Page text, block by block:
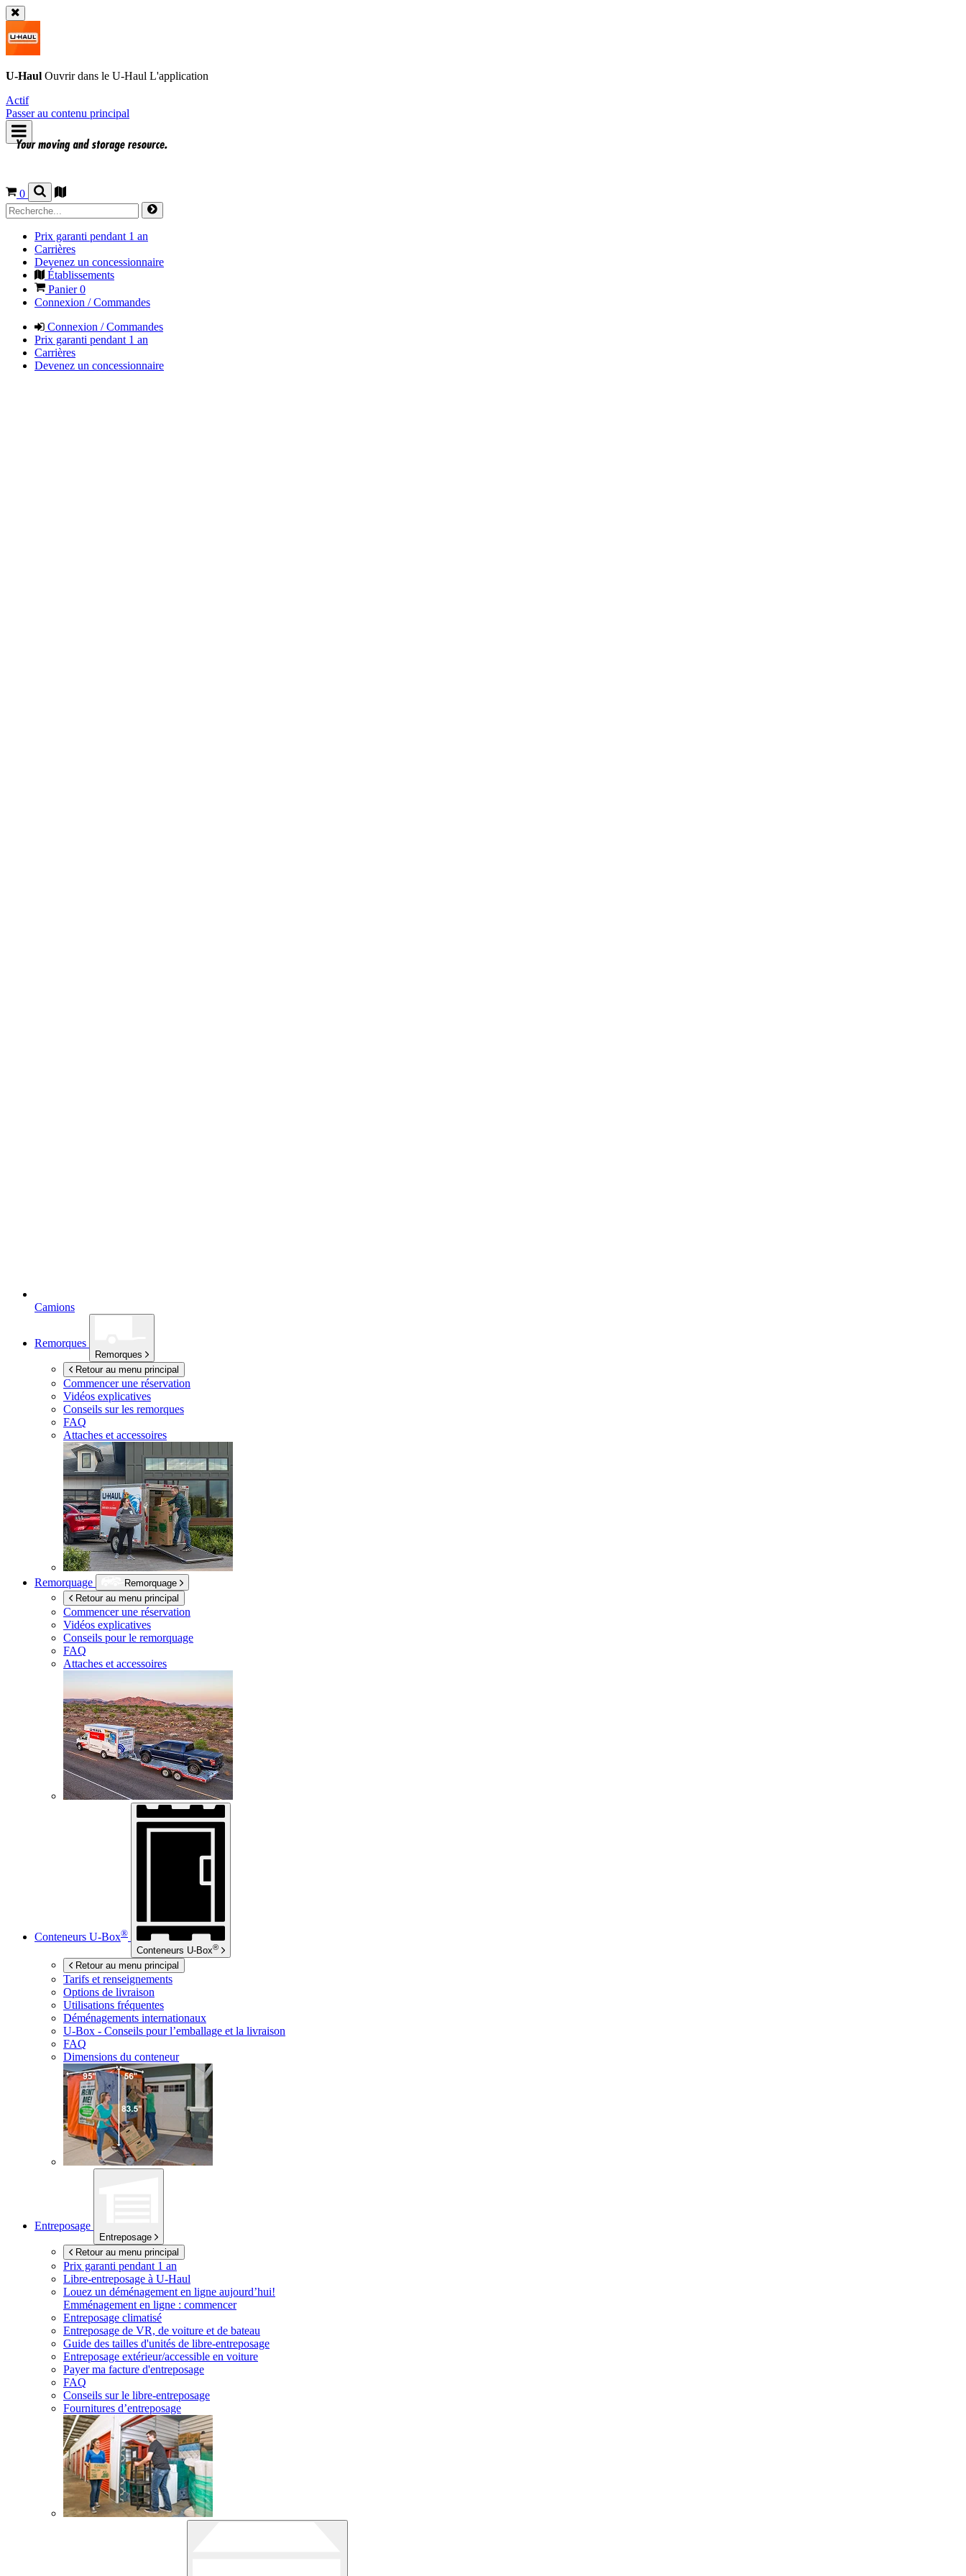
U-Haul Ouvrir dans le U-Haul L'application
Actif
Passer au contenu principal
0
Prix garanti pendant 1 an
Carrières
Devenez un concessionnaire
Établissements
Panier0
Connexion / Commandes
Connexion / Commandes
Prix garanti pendant 1 an
Carrières
Devenez un concessionnaire
Camions
Remorques
Remorques
Retour au menu principal
Commencer une réservation
Vidéos explicatives
Conseils sur les remorques
FAQ
Attaches et accessoires
Remorquage
Remorquage
Retour au menu principal
Commencer une réservation
Vidéos explicatives
Conseils pour le remorquage
FAQ
Attaches et accessoires
Conteneurs U-Box®
Conteneurs U-Box®
Retour au menu principal
Tarifs et renseignements
Options de livraison
Utilisations fréquentes
Déménagements internationaux
U-Box - Conseils pour l’emballage et la livraison
FAQ
Dimensions du conteneur
Entreposage
Entreposage
Retour au menu principal
Prix garanti pendant 1 an
Libre-entreposage à U-Haul
Louez un déménagement en ligne aujourd’hui!
Emménagement en ligne : commencer
Entreposage climatisé
Entreposage de VR, de voiture et de bateau
Guide des tailles d'unités de libre-entreposage
Entreposage extérieur/accessible en voiture
Payer ma facture d'entreposage
FAQ
Conseils sur le libre-entreposage
Fournitures d’entreposage